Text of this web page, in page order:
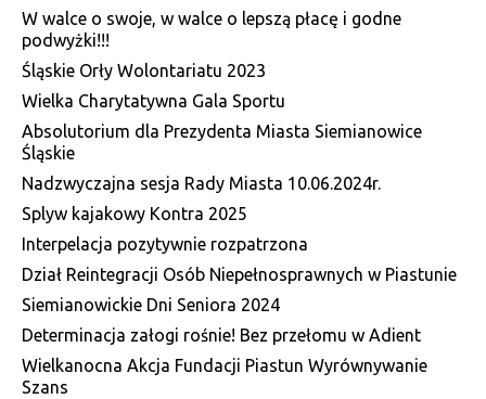
W walce o swoje, w walce o lepszą płacę i godne
podwyżki!!!
Śląskie Orły Wolontariatu 2023
Wielka Charytatywna Gala Sportu
Absolutorium dla Prezydenta Miasta Siemianowice
Śląskie
Nadzwyczajna sesja Rady Miasta 10.06.2024r.
Splyw kajakowy Kontra 2025
Interpelacja pozytywnie rozpatrzona
Dział Reintegracji Osób Niepełnosprawnych w Piastunie
Siemianowickie Dni Seniora 2024
Determinacja załogi rośnie! Bez przełomu w Adient
Wielkanocna Akcja Fundacji Piastun Wyrównywanie
Szans